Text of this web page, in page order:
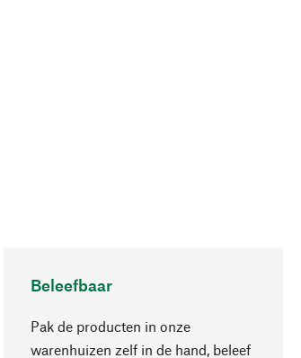
Beleefbaar
Pak de producten in onze
warenhuizen zelf in de hand, beleef